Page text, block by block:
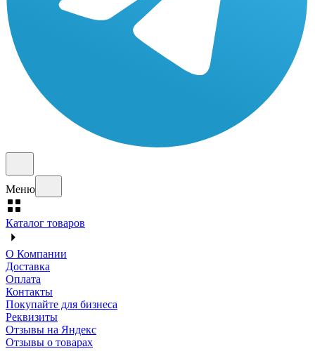
Меню
Каталог товаров
О Компании
Доставка
Оплата
Контакты
Покупайте для бизнеса
Реквизиты
Отзывы на Яндекс
Отзывы о товарах